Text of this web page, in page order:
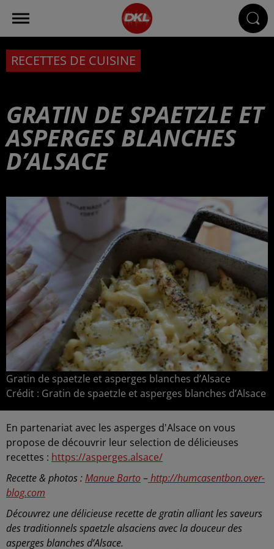
RECETTES DE CUISINE
GRATIN DE SPAETZLE ET
ASPERGES BLANCHES
D’ALSACE
Gratin de spaetzle et asperges blanches d’Alsace
Crédit : Gratin de spaetzle et asperges blanches d’Alsace
En partenariat avec les asperges d'Alsace on vous
propose de découvrir leur selection de délicieuses
recettes : https://asperges.alsace/
Recette & photos :Manue Barto–http://humcasentbon.over-
blog.com
Découvrez une délicieuse recette de gratin alliant les saveurs
des traditionnels spaetzle alsaciens avec la douceur des
asperges blanches d’Alsace.